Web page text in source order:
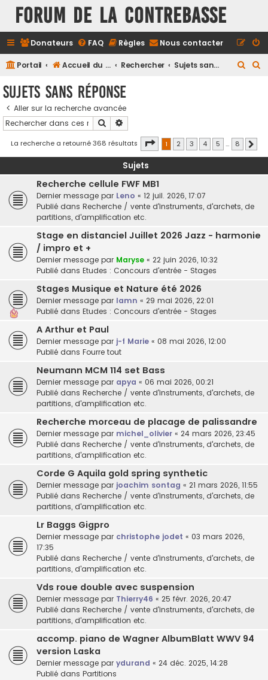
FORUM DE LA CONTREBASSE
Donateurs FAQ Règles Nous contacter
Portail Accueil du forum Rechercher Sujets sans réponse
c
h
r
c
h
r
Sujets sans réponse
Aller sur la recherche avancée
Rechercher
La recherche a retourné 368 résultats Page 1sur8
1 2 3 4 5 … 8
Sujets
Recherche cellule FWF MB1
Dernier message par Leno « 12 juil. 2026, 17:07
Publié dans Recherche / vente d'instruments, d'archets, de
partitions, d'amplification etc.
Stage en distanciel Juillet 2026 Jazz - harmonie
/ impro et +
Dernier message par Maryse « 22 juin 2026, 10:32
Publié dans Etudes : Concours d'entrée - Stages
Stages Musique et Nature été 2026
Dernier message par lamn « 29 mai 2026, 22:01
Publié dans Etudes : Concours d'entrée - Stages
A Arthur et Paul
Dernier message par j-f Marie « 08 mai 2026, 12:00
Publié dans Fourre tout
Neumann MCM 114 set Bass
Dernier message par apya « 06 mai 2026, 00:21
Publié dans Recherche / vente d'instruments, d'archets, de
partitions, d'amplification etc.
Recherche morceau de placage de palissandre
Dernier message par michel_olivier « 24 mars 2026, 23:45
Publié dans Recherche / vente d'instruments, d'archets, de
partitions, d'amplification etc.
Corde G Aquila gold spring synthetic
Dernier message par joachim sontag « 21 mars 2026, 11:55
Publié dans Recherche / vente d'instruments, d'archets, de
partitions, d'amplification etc.
Lr Baggs Gigpro
Dernier message par christophe jodet « 03 mars 2026,
17:35
Publié dans Recherche / vente d'instruments, d'archets, de
partitions, d'amplification etc.
Vds roue double avec suspension
Dernier message par Thierry46 « 25 févr. 2026, 20:47
Publié dans Recherche / vente d'instruments, d'archets, de
partitions, d'amplification etc.
accomp. piano de Wagner AlbumBlatt WWV 94
version Laska
Dernier message par ydurand « 24 déc. 2025, 14:28
Publié dans Partitions